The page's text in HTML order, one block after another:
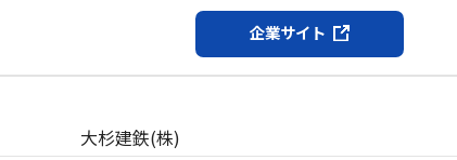
企業サイト
大杉建鉄(株)